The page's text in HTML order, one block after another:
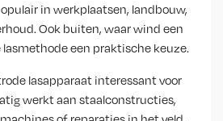
in werkplaatsen, landbouw,
Ook buiten, waar wind een
een praktische keuze.
lasapparaat interessant voor
werkt aan staalconstructies,